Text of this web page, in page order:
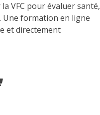
VFC pour évaluer santé,
Une formation en ligne
et directement